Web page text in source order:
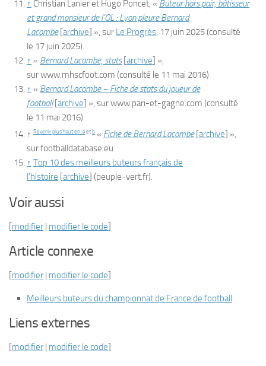
↑ Christian Lanier et Hugo Poncet, « Buteur hors pair, bâtisseur
et grand monsieur de l’OL : Lyon pleure Bernard
Lacombe[archive] », sur Le Progrès, 17 juin 2025(consulté
le 17 juin 2025).
↑ « Bernard Lacombe, stats[archive] »,
surwww.mhscfoot.com (consulté le 11 mai 2016)
↑ « Bernard Lacombe – Fiche de stats du joueur de
football[archive] », surwww.pari-et-gagne.com (consulté
le 11 mai 2016)
↑ Revenir plus haut en :aetb « Fiche de Bernard Lacombe[archive] »,
surfootballdatabase.eu
↑ Top 10 des meilleurs buteurs français de
l’histoire [archive] (peuple-vert.fr).
Voir aussi
[modifier | modifier le code]
Article connexe
[modifier | modifier le code]
Meilleurs buteurs du championnat de France de football
Liens externes
[modifier | modifier le code]